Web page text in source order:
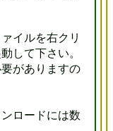
イルを右クリ
して下さい。
がありますの
ロードには数